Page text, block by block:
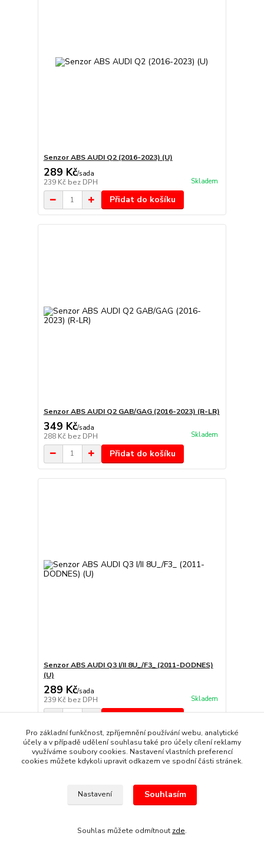
Senzor ABS AUDI Q2 (2016-2023) (U)
289 Kč/sada
239 Kč bez DPH Skladem
Přidat do košíku
Senzor ABS AUDI Q2 GAB/GAG (2016-2023) (R-LR)
349 Kč/sada
288 Kč bez DPH Skladem
Přidat do košíku
Senzor ABS AUDI Q3 I/II 8U_/F3_ (2011-DODNES)
(U)
289 Kč/sada
239 Kč bez DPH Skladem
Pro základní funkčnost, zpříjemnění používání webu, analytické
účely a v případě udělení souhlasu také pro účely cílení reklamy
využíváme soubory cookies. Nastavení vlastních preferencí
cookies můžete kdykoli upravit odkazem ve spodní části stránek.
Nastavení Souhlasím
Souhlas můžete odmítnout zde.